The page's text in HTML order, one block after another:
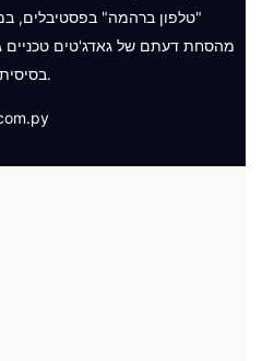
"טלפון ברהמה" בפסטיבלים,
מהסחת דעתם של גאדג'טים טכניים
בסיסית, ובכך שיפר את חווית הפסטיבל.